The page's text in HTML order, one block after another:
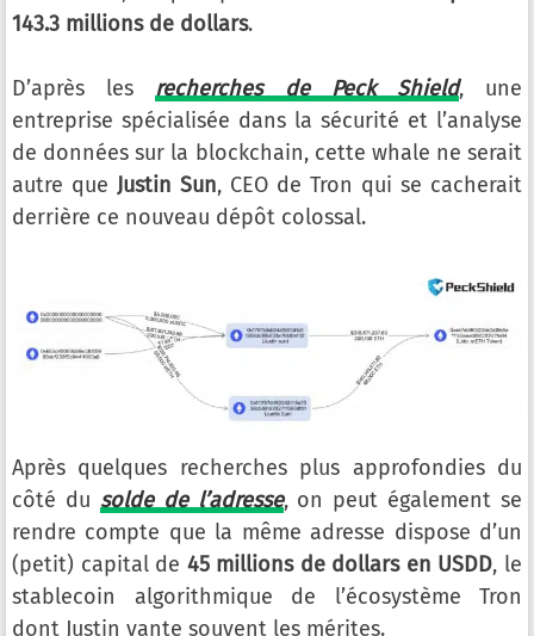
143.3 millions de dollars.
D’après les recherches de Peck Shield, une
entreprise spécialisée dans la sécurité et l’analyse
de données sur la blockchain, cette whale ne serait
autre que Justin Sun, CEO de Tron qui se cacherait
derrière ce nouveau dépôt colossal.
Après quelques recherches plus approfondies du
côté du solde de l’adresse, on peut également se
rendre compte que la même adresse dispose d’un
(petit) capital de 45 millions de dollars en USDD, le
stablecoin algorithmique de l’écosystème Tron
dont Justin vante souvent les mérites.